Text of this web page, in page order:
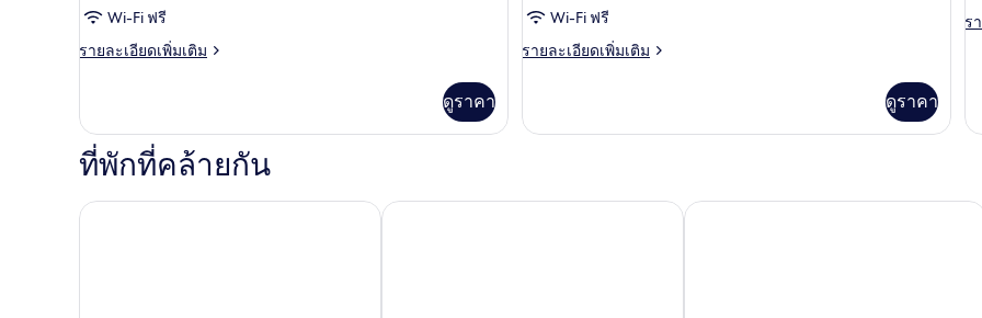
Wi-Fi ฟรี
รายละเอียดเพิ่มเติม
ราย
เกี่ยว
กับ
Grand
Suite
ดูราคา
Wi-Fi ฟรี
รายละเอียดเพิ่มเติม
ราย
เกี่ยว
ดูราคา
ร
ร
กับ
ที่พักที่คล้ายกัน
Rialto H10 Madison Catalonia Catedral Hotel